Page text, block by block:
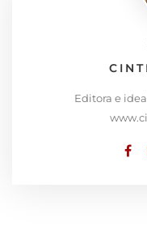
Editora e